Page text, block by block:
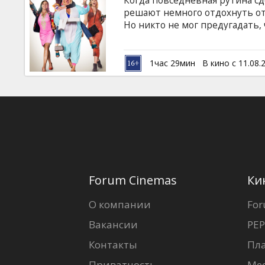
Кинозакуски
B2B
Клуб
решают немного отдохнуть
Но никто не мог
субтитрами на латышском и
1час 29мин В кино с
Forum Cinemas
О компании
Вакансии
Контакты